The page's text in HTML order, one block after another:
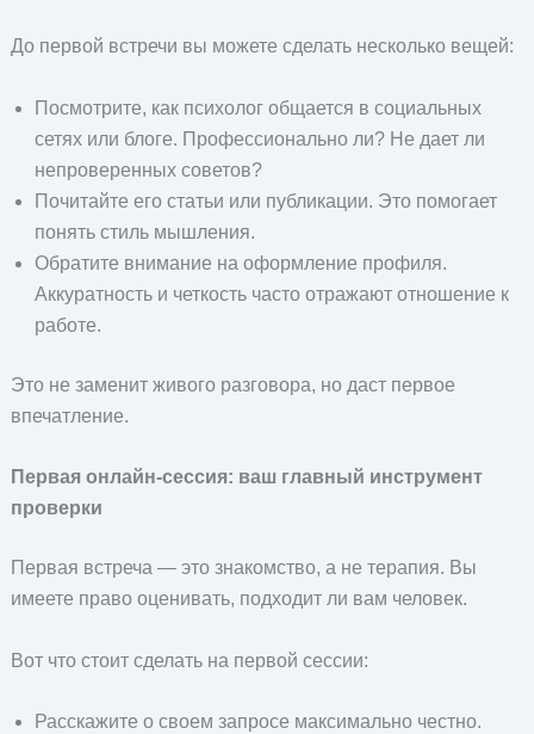
До первой встречи вы можете сделать несколько вещей:
Посмотрите, как психолог общается в социальных
сетях или блоге. Профессионально ли? Не дает ли
непроверенных советов?
Почитайте его статьи или публикации. Это помогает
понять стиль мышления.
Обратите внимание на оформление профиля.
Аккуратность и четкость часто отражают отношение к
работе.
Это не заменит живого разговора, но даст первое
впечатление.
Первая онлайн-сессия: ваш главный инструмент
проверки
Первая встреча — это знакомство, а не терапия. Вы
имеете право оценивать, подходит ли вам человек.
Вот что стоит сделать на первой сессии:
Расскажите о своем запросе максимально честно.